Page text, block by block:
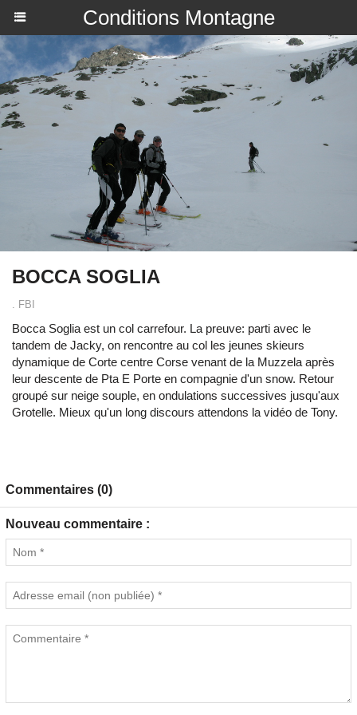
Conditions Montagne
BOCCA SOGLIA
. FBI
Bocca Soglia est un col carrefour. La preuve: parti avec le
tandem de Jacky, on rencontre au col les jeunes skieurs
dynamique de Corte centre Corse venant de la Muzzela après
leur descente de Pta E Porte en compagnie d'un snow. Retour
groupé sur neige souple, en ondulations successives jusqu'aux
Grotelle. Mieux qu'un long discours attendons la vidéo de Tony.
Commentaires (0)
Nouveau commentaire :